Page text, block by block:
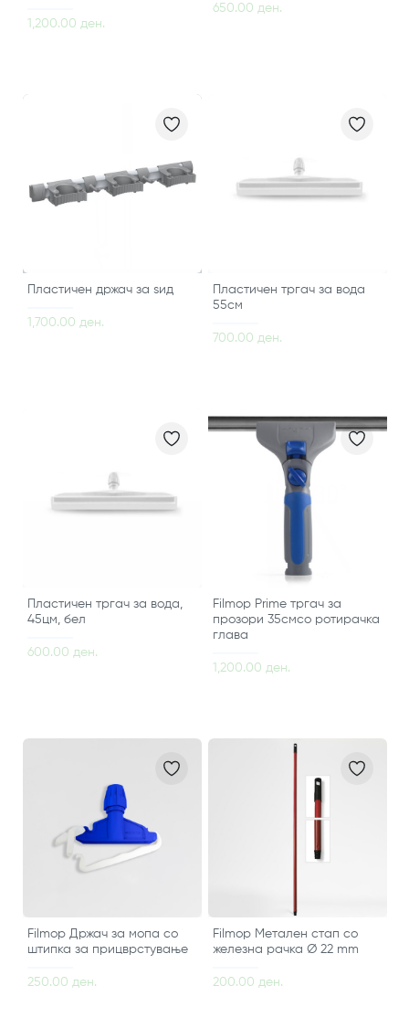
1,200.00 ден.
650.00 ден.
Пластичен држач за ѕид
1,700.00 ден.
Пластичен тргач за вода
55см
700.00 ден.
Пластичен тргач за вода,
45цм, бел
600.00 ден.
Filmop Prime тргач за
прозори 35смсо ротирачка
глава
1,200.00 ден.
Filmop Држач за мопа со
штипка за прицврстување
250.00 ден.
Filmop Метален стап со
железна рачка Ø 22 mm
200.00 ден.